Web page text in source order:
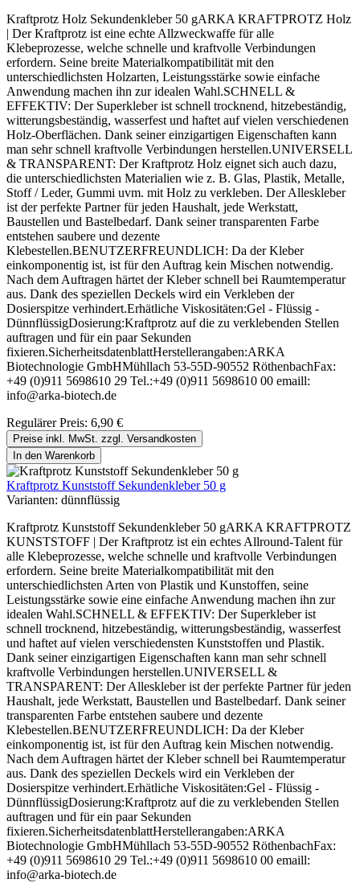
Kraftprotz Holz Sekundenkleber 50 gARKA KRAFTPROTZ Holz
| Der Kraftprotz ist eine echte Allzweckwaffe für alle
Klebeprozesse, welche schnelle und kraftvolle Verbindungen
erfordern. Seine breite Materialkompatibilität mit den
unterschiedlichsten Holzarten, Leistungsstärke sowie einfache
Anwendung machen ihn zur idealen Wahl.SCHNELL &
EFFEKTIV: Der Superkleber ist schnell trocknend, hitzebeständig,
witterungsbeständig, wasserfest und haftet auf vielen verschiedenen
Holz-Oberflächen. Dank seiner einzigartigen Eigenschaften kann
man sehr schnell kraftvolle Verbindungen herstellen.UNIVERSELL
& TRANSPARENT: Der Kraftprotz Holz eignet sich auch dazu,
die unterschiedlichsten Materialien wie z. B. Glas, Plastik, Metalle,
Stoff / Leder, Gummi uvm. mit Holz zu verkleben. Der Alleskleber
ist der perfekte Partner für jeden Haushalt, jede Werkstatt,
Baustellen und Bastelbedarf. Dank seiner transparenten Farbe
entstehen saubere und dezente
Klebestellen.BENUTZERFREUNDLICH: Da der Kleber
einkomponentig ist, ist für den Auftrag kein Mischen notwendig.
Nach dem Auftragen härtet der Kleber schnell bei Raumtemperatur
aus. Dank des speziellen Deckels wird ein Verkleben der
Dosierspitze verhindert.Erhätliche Viskositäten:Gel - Flüssig -
DünnflüssigDosierung:Kraftprotz auf die zu verklebenden Stellen
auftragen und für ein paar Sekunden
fixieren.SicherheitsdatenblattHerstellerangaben:ARKA
Biotechnologie GmbHMühllach 53-55D-90552 RöthenbachFax:
+49 (0)911 5698610 29 Tel.:+49 (0)911 5698610 00 emaill:
info@arka-biotech.de
Regulärer Preis: 6,90 €
Preise inkl. MwSt. zzgl. Versandkosten
In den Warenkorb
Kraftprotz Kunststoff Sekundenkleber 50 g
Varianten: dünnflüssig
Kraftprotz Kunststoff Sekundenkleber 50 gARKA KRAFTPROTZ
KUNSTSTOFF | Der Kraftprotz ist ein echtes Allround-Talent für
alle Klebeprozesse, welche schnelle und kraftvolle Verbindungen
erfordern. Seine breite Materialkompatibilität mit den
unterschiedlichsten Arten von Plastik und Kunstoffen, seine
Leistungsstärke sowie eine einfache Anwendung machen ihn zur
idealen Wahl.SCHNELL & EFFEKTIV: Der Superkleber ist
schnell trocknend, hitzebeständig, witterungsbeständig, wasserfest
und haftet auf vielen verschiedensten Kunststoffen und Plastik.
Dank seiner einzigartigen Eigenschaften kann man sehr schnell
kraftvolle Verbindungen herstellen.UNIVERSELL &
TRANSPARENT: Der Alleskleber ist der perfekte Partner für jeden
Haushalt, jede Werkstatt, Baustellen und Bastelbedarf. Dank seiner
transparenten Farbe entstehen saubere und dezente
Klebestellen.BENUTZERFREUNDLICH: Da der Kleber
einkomponentig ist, ist für den Auftrag kein Mischen notwendig.
Nach dem Auftragen härtet der Kleber schnell bei Raumtemperatur
aus. Dank des speziellen Deckels wird ein Verkleben der
Dosierspitze verhindert.Erhätliche Viskositäten:Gel - Flüssig -
DünnflüssigDosierung:Kraftprotz auf die zu verklebenden Stellen
auftragen und für ein paar Sekunden
fixieren.SicherheitsdatenblattHerstellerangaben:ARKA
Biotechnologie GmbHMühllach 53-55D-90552 RöthenbachFax:
+49 (0)911 5698610 29 Tel.:+49 (0)911 5698610 00 emaill:
info@arka-biotech.de